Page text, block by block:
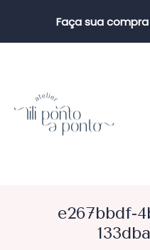
Faça sua
e267bbdf-